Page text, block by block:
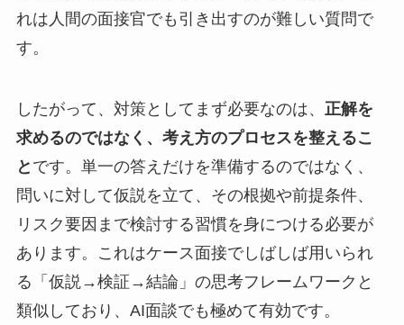
れは人間の面接官でも引き出すのが難しい質問で
す。
したがって、対策としてまず必要なのは、 正解を
求めるのではなく、考え方のプロセスを整えるこ
と です。単一の答えだけを準備するのではなく、
問いに対して仮説を立て、その根拠や前提条件、
リスク要因まで検討する習慣を身につける必要が
あります。これはケース面接でしばしば用いられ
る「仮説→検証→結論」の思考フレームワークと
類似しており、AI面談でも極めて有効です。